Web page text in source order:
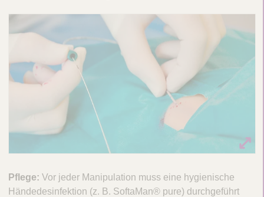
Pflege: Vor jeder Manipulation muss eine hygienische
Händedesinfektion (z. B. SoftaMan® pure) durchgeführt